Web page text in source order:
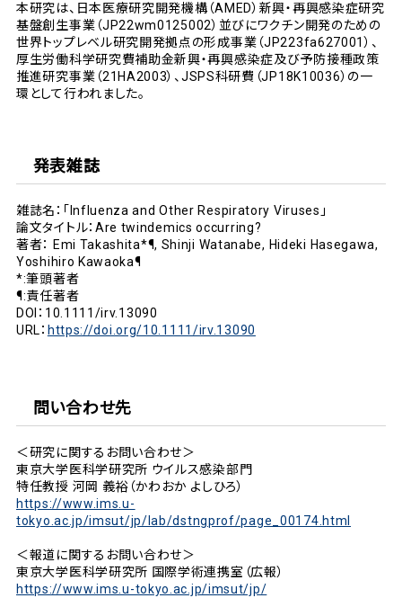
本研究は、日本医療研究開発機構（AMED）新興・再興感染症研究
基盤創生事業（JP22wm0125002）並びにワクチン開発のための
世界トップレベル研究開発拠点の形成事業（JP223fa627001）、
厚生労働科学研究費補助金新興・再興感染症及び予防接種政策
推進研究事業（21HA2003）、JSPS科研費（JP18K10036）の一
環として行われました。
発表雑誌
雑誌名：「Influenza and Other Respiratory Viruses」
論文タイトル：Are twindemics occurring?
著者： Emi Takashita*¶, Shinji Watanabe, Hideki Hasegawa,
Yoshihiro Kawaoka¶
*:筆頭著者
¶:責任著者
DOI：10.1111/irv.13090
URL： https://doi.org/10.1111/irv.13090
問い合わせ先
＜研究に関するお問い合わせ＞
東京大学医科学研究所 ウイルス感染部門
特任教授 河岡 義裕（かわおか よしひろ）
https://www.ims.u-
tokyo.ac.jp/imsut/jp/lab/dstngprof/page_00174.html
＜報道に関するお問い合わせ＞
東京大学医科学研究所 国際学術連携室（広報）
https://www.ims.u-tokyo.ac.jp/imsut/jp/